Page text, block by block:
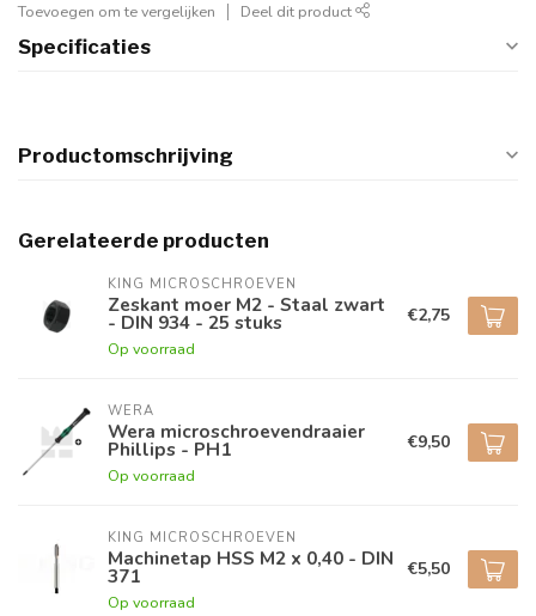
Toevoegen om te vergelijken Deel dit product
Specificaties
Productomschrijving
Gerelateerde producten
KING MICROSCHROEVEN
Zeskant moer M2 - Staal zwart
- DIN 934 - 25 stuks
Op voorraad
€2,75
WERA
Wera microschroevendraaier
Phillips - PH1
Op voorraad
€9,50
KING MICROSCHROEVEN
Machinetap HSS M2 x 0,40 - DIN
371
Op voorraad
€5,50